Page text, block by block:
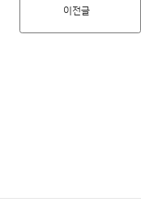
이전글